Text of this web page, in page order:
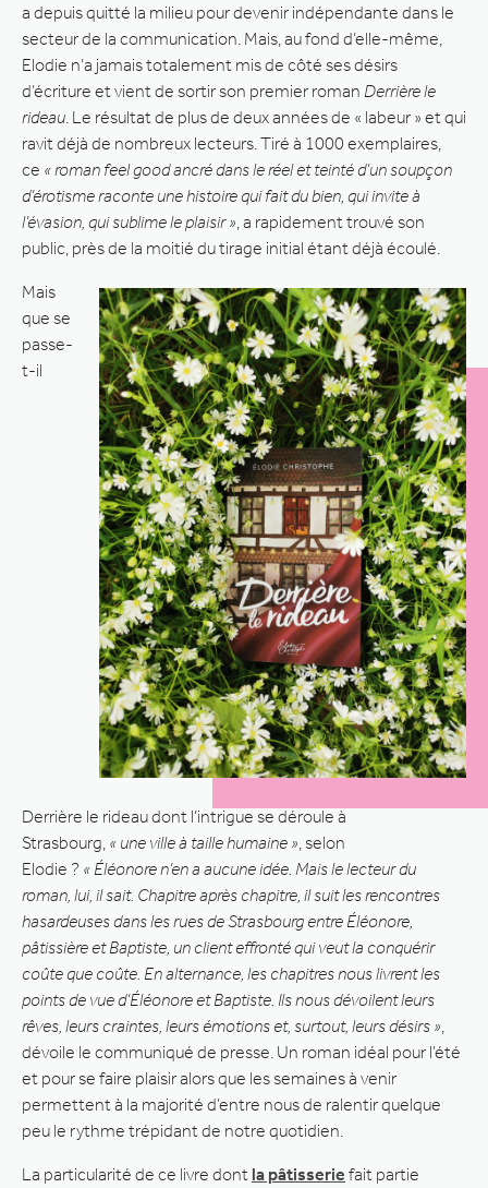
a depuis quitté la milieu pour devenir indépendante dans le
secteur de la communication. Mais, au fond d’elle-même,
Elodie n’a jamais totalement mis de côté ses désirs
d’écriture et vient de sortir son premier roman Derrière le
rideau . Le résultat de plus de deux années de « labeur » et qui
ravit déjà de nombreux lecteurs. Tiré à 1000 exemplaires,
ce « roman feel good ancré dans le réel et teinté d’un soupçon
d’érotisme raconte une histoire qui fait du bien, qui invite à
l’évasion, qui sublime le plaisir » , a rapidement trouvé son
public, près de la moitié du tirage initial étant déjà écoulé.
Mais
que se
passe-
t-il
Derrière le rideau dont l’intrigue se déroule à
Strasbourg, « une ville à taille humaine » , selon
Elodie ? « Éléonore n’en a aucune idée. Mais le lecteur du
roman, lui, il sait. Chapitre après chapitre, il suit les rencontres
hasardeuses dans les rues de Strasbourg entre Éléonore,
pâtissière et Baptiste, un client effronté qui veut la conquérir
coûte que coûte. En alternance, les chapitres nous livrent les
points de vue d’Éléonore et Baptiste. Ils nous dévoilent leurs
rêves, leurs craintes, leurs émotions et, surtout, leurs désirs »
dévoile le communiqué de presse. Un roman idéal pour l’été
et pour se faire plaisir alors que les semaines à venir
permettent à la majorité d’entre nous de ralentir quelque
peu le rythme trépidant de notre quotidien.
La particularité de ce livre dont la pâtisserie fait partie